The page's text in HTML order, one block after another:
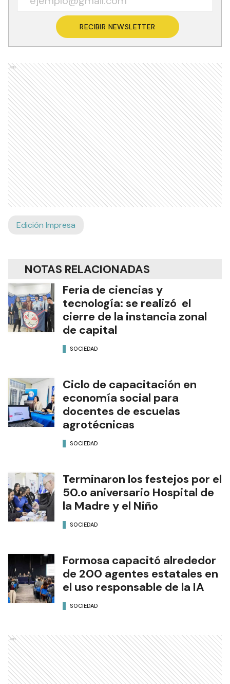
RECIBIR NEWSLETTER
Ads
Edición Impresa
NOTAS RELACIONADAS
Feria de ciencias y
tecnología: se realizó el
cierre de la instancia zonal
de capital
SOCIEDAD
Ciclo de capacitación en
economía social para
docentes de escuelas
agrotécnicas
SOCIEDAD
Terminaron los festejos por el
50.o aniversario Hospital de
la Madre y el Niño
SOCIEDAD
Formosa capacitó alrededor
de 200 agentes estatales en
el uso responsable de la IA
SOCIEDAD
Ads